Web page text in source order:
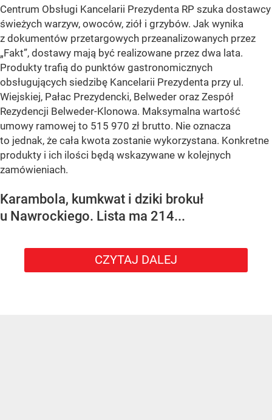
Centrum Obsługi Kancelarii Prezydenta RP szuka dostawcy
świeżych warzyw, owoców, ziół i grzybów. Jak wynika
z dokumentów przetargowych przeanalizowanych przez
„Fakt”, dostawy mają być realizowane przez dwa lata.
Produkty trafią do punktów gastronomicznych
obsługujących siedzibę Kancelarii Prezydenta przy ul.
Wiejskiej, Pałac Prezydencki, Belweder oraz Zespół
Rezydencji Belweder-Klonowa. Maksymalna wartość
umowy ramowej to 515 970 zł brutto. Nie oznacza
to jednak, że cała kwota zostanie wykorzystana. Konkretne
produkty i ich ilości będą wskazywane w kolejnych
zamówieniach.
Karambola, kumkwat i dziki brokuł
u Nawrockiego. Lista ma 214...
CZYTAJ DALEJ